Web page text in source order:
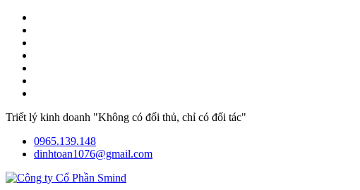
Triết lý kinh doanh "Không có đối thủ, chỉ có đối tác"
0965.139.148
dinhtoan1076@gmail.com